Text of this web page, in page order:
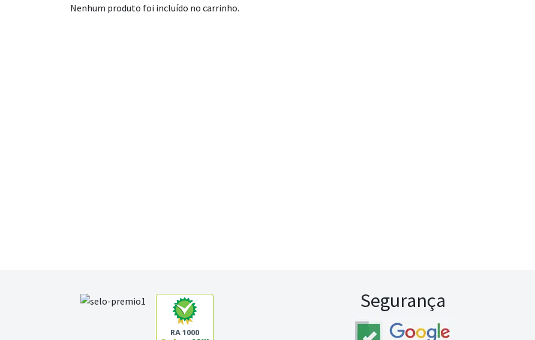
Nenhum produto foi incluído no carrinho.
RA 1000
Segurança